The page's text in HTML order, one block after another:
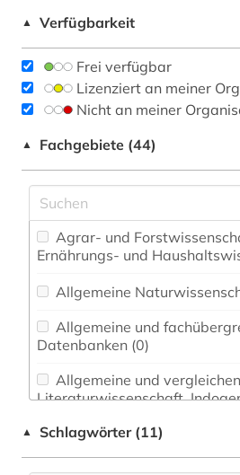
▲ Verfügbarkeit
Frei verfügbar
Lizenziert an meiner
Nicht an meiner
▲ Fachgebiete (44)
Datenbanken (0)
Literaturwissenschaft.
Anglistik. Amerikanistik (0)
▲ Schlagwörter (11)